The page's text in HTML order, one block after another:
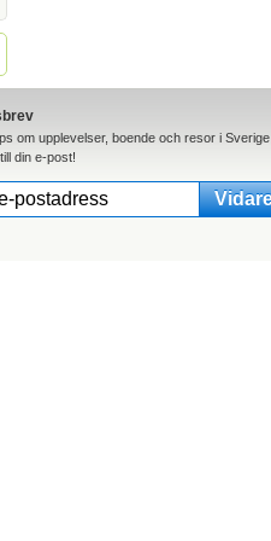
om upplevelser, boende och resor i Sverige
din e-post!